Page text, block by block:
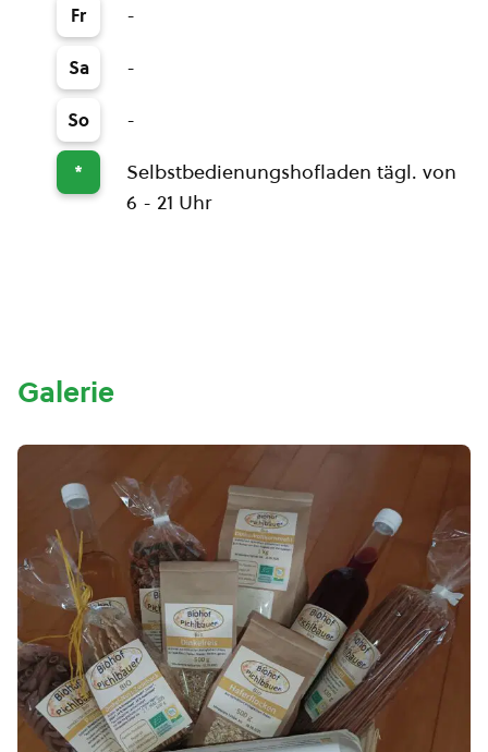
Fr -
Sa -
So -
*
Selbstbedienungshofladen tägl. von
6 - 21 Uhr
Galerie